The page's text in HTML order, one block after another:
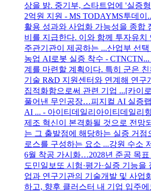
상을 밝. 중기부, 스타트업에 '실증
2억원 지원 - MS TODAYMS투데이
활용 성과와 사업화 가능성을 종합
비를 지급한다. 이와 함께 투자유치
주관기관이 제공하는 ...산업부 선
농업 AI로봇 실증 착수 - CTNCTN...
계를 마련할 계획이다. 특히 군은
기술 R&D 지원센터와 연계해 연구
집적화함으로써 관련 기업 ... [카이
풀어낸 무인공장…피지컬 AI 실증
AI ... - 아이티데일리아이티데일리
제조 혁신이 본격화될 것으로 전망
는 그 출발점에 해당하는 실증 거점
로스를 구성하는 요소 ...강원 수소
6월 착공 가시화…2028년 준공 목표
도민일보또 시험·평가·실증 기능을
업과 연구기관의 기술개발 및 사업
하고, 향후 클러스터 내 기업 입주